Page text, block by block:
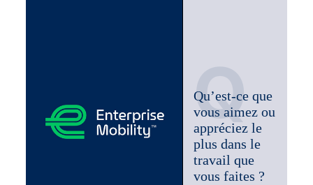
Q
Qu’est-ce que
vous aimez ou
appréciez le
plus dans le
travail que
vous faites ?